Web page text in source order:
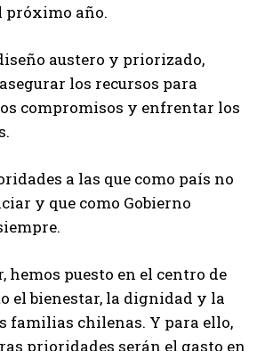
próximo año.
austero y priorizado,
los recursos para
compromisos y enfrentar los
a las que como país no
y que como Gobierno
hemos puesto en el centro de
el bienestar, la dignidad y la
familias chilenas. Y para ello,
prioridades serán el gasto en